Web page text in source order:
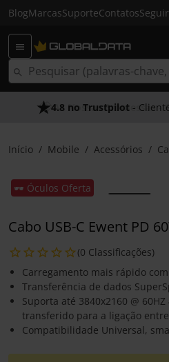
BlogMarcasSuporteContatos
4.8 no Trustpilot -
Início Mobile Acessórios
🕶️ Óculos Oferta
Cabo USB-C Ewent PD
(0 Classificações)
Carregamento mais rápido
Transferência de dados
Suporta até 3840x2160 @
transferido para a ligação
Compatibilidade Universal,